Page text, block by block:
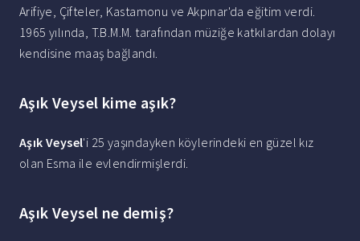
Arifiye, Çifteler, Kastamonu ve Akpınar'da eğitim verdi.
1965 yılında, T.B.M.M. tarafından müziğe katkılardan dolayı
kendisine maaş bağlandı.
Aşık Veysel kime aşık?
Aşık Veysel'i 25 yaşındayken köylerindeki en güzel kız
olan Esma ile evlendirmişlerdi.
Aşık Veysel ne demiş?